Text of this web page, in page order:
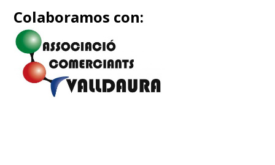
Colaboramos con: